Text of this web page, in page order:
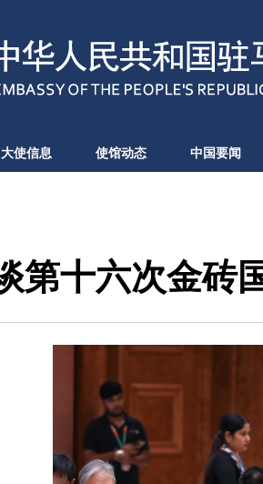
大使信息 使馆动态 中国要闻
第十六次金砖